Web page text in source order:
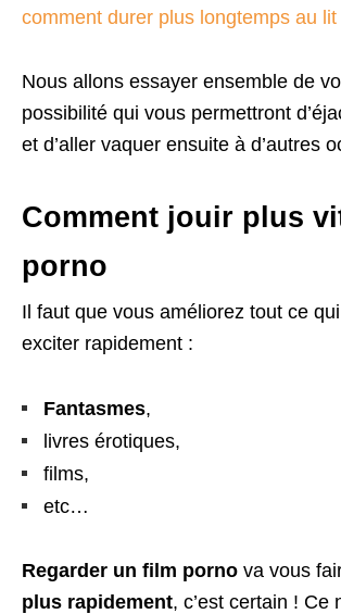
comment durer plus longtemps au lit
Nous allons essayer ensemble de
possibilité qui vous permettront
et d’aller vaquer ensuite à d’autres
Comment jouir plus
porno
Il faut que vous améliorez tout ce
exciter rapidement :
Fantasmes,
livres érotiques,
films,
etc…
Regarder un film porno va vous
plus rapidement, c’est certain ! Ce